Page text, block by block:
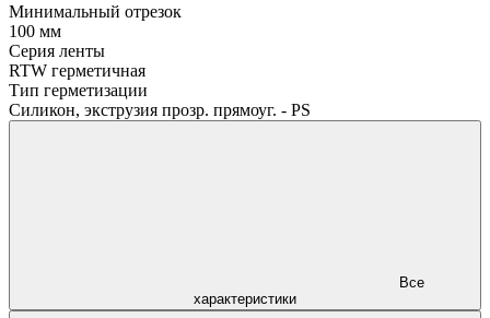
Минимальный отрезок
100 мм
Серия ленты
RTW герметичная
Тип герметизации
Силикон, экструзия прозр. прямоуг. - PS
характеристики